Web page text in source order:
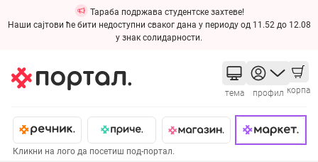
Тараба подржава студентске захтеве!
Наши сајтови ће бити недоступни сваког дана у периоду од 11.52 до 12.08
у знак солидарности.
тема профил корпа
Кликни на лого да посетиш под-портал.